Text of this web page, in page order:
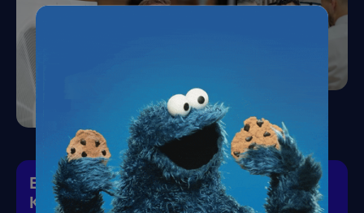
Eiskalte Deals & heiße News für gutes
Klima